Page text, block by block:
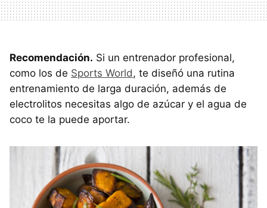
Recomendación. Si un entrenador profesional,
como los de Sports World, te diseñó una rutina
entrenamiento de larga duración, además de
electrolitos necesitas algo de azúcar y el agua de
coco te la puede aportar.